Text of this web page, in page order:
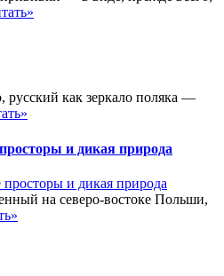
русский как зеркало поляка —
и дикая природа
на северо-востоке Польши,